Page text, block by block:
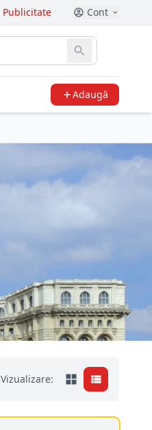
Publicitate Cont
Adaugă
Vizualizare: